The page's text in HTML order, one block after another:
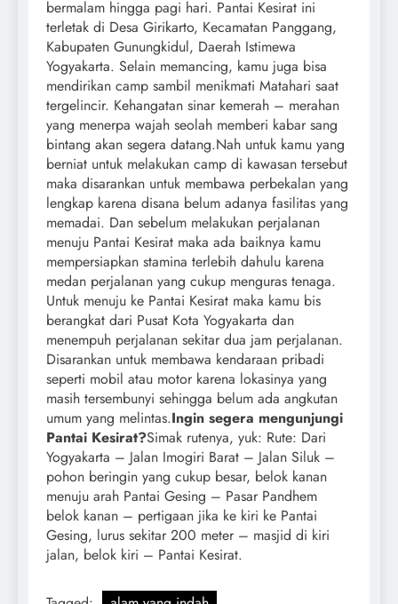
bermalam hingga pagi hari. Pantai Kesirat ini
terletak di Desa Girikarto, Kecamatan Panggang,
Kabupaten Gunungkidul, Daerah Istimewa
Yogyakarta. Selain memancing, kamu juga bisa
mendirikan camp sambil menikmati Matahari saat
tergelincir. Kehangatan sinar kemerah – merahan
yang menerpa wajah seolah memberi kabar sang
bintang akan segera datang.Nah untuk kamu yang
berniat untuk melakukan camp di kawasan tersebut
maka disarankan untuk membawa perbekalan yang
lengkap karena disana belum adanya fasilitas yang
memadai. Dan sebelum melakukan perjalanan
menuju Pantai Kesirat maka ada baiknya kamu
mempersiapkan stamina terlebih dahulu karena
medan perjalanan yang cukup menguras tenaga.
Untuk menuju ke Pantai Kesirat maka kamu bis
berangkat dari Pusat Kota Yogyakarta dan
menempuh perjalanan sekitar dua jam perjalanan.
Disarankan untuk membawa kendaraan pribadi
seperti mobil atau motor karena lokasinya yang
masih tersembunyi sehingga belum ada angkutan
umum yang melintas.Ingin segera mengunjungi
Pantai Kesirat?Simak rutenya, yuk: Rute: Dari
Yogyakarta – Jalan Imogiri Barat – Jalan Siluk –
pohon beringin yang cukup besar, belok kanan
menuju arah Pantai Gesing – Pasar Pandhem
belok kanan – pertigaan jika ke kiri ke Pantai
Gesing, lurus sekitar 200 meter – masjid di kiri
jalan, belok kiri – Pantai Kesirat.